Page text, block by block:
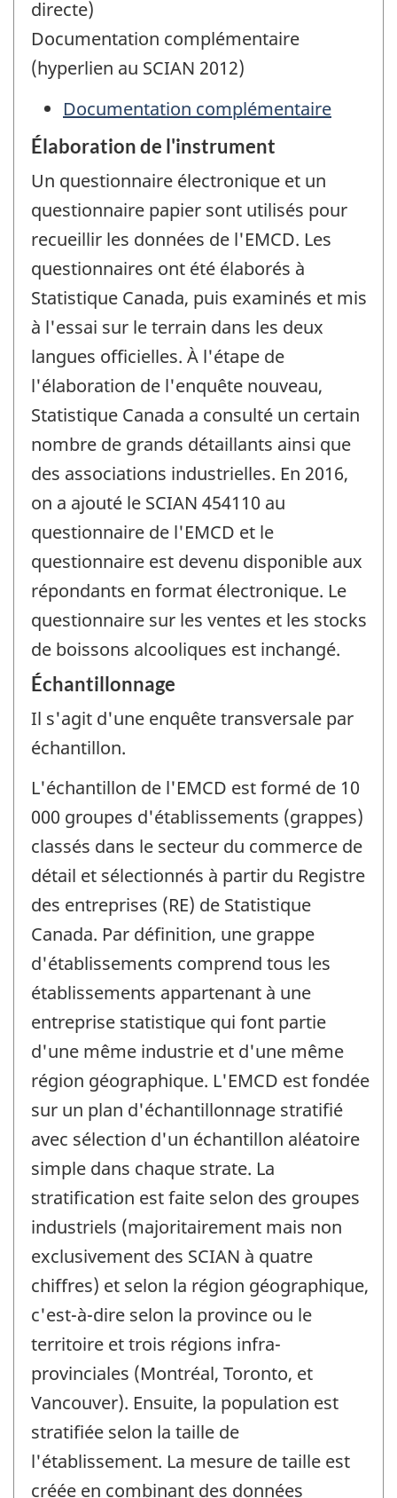
directe)
Documentation complémentaire
(hyperlien au SCIAN 2012)
Documentation complémentaire
Élaboration de l'instrument
Un questionnaire électronique et un
questionnaire papier sont utilisés pour
recueillir les données de l'EMCD. Les
questionnaires ont été élaborés à
Statistique Canada, puis examinés et mis
à l'essai sur le terrain dans les deux
langues officielles. À l'étape de
l'élaboration de l'enquête nouveau,
Statistique Canada a consulté un certain
nombre de grands détaillants ainsi que
des associations industrielles. En 2016,
on a ajouté le SCIAN 454110 au
questionnaire de l'EMCD et le
questionnaire est devenu disponible aux
répondants en format électronique. Le
questionnaire sur les ventes et les stocks
de boissons alcooliques est inchangé.
Échantillonnage
Il s'agit d'une enquête transversale par
échantillon.
L'échantillon de l'EMCD est formé de 10
000 groupes d'établissements (grappes)
classés dans le secteur du commerce de
détail et sélectionnés à partir du Registre
des entreprises (RE) de Statistique
Canada. Par définition, une grappe
d'établissements comprend tous les
établissements appartenant à une
entreprise statistique qui font partie
d'une même industrie et d'une même
région géographique. L'EMCD est fondée
sur un plan d'échantillonnage stratifié
avec sélection d'un échantillon aléatoire
simple dans chaque strate. La
stratification est faite selon des groupes
industriels (majoritairement mais non
exclusivement des SCIAN à quatre
chiffres) et selon la région géographique,
c'est-à-dire selon la province ou le
territoire et trois régions infra-
provinciales (Montréal, Toronto, et
Vancouver). Ensuite, la population est
stratifiée selon la taille de
l'établissement. La mesure de taille est
créée en combinant des données